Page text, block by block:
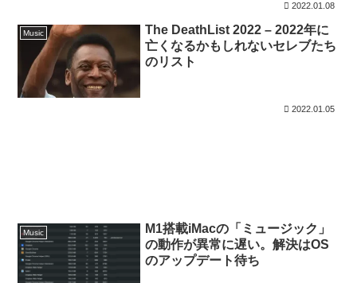
2022.01.08
Music
The DeathList 2022 – 2022年に
亡くなるかもしれないセレブたち
のリスト
2022.01.05
Music
M1搭載iMacの「ミュージック」
の動作が異常に遅い。解決はOS
のアップデート待ち